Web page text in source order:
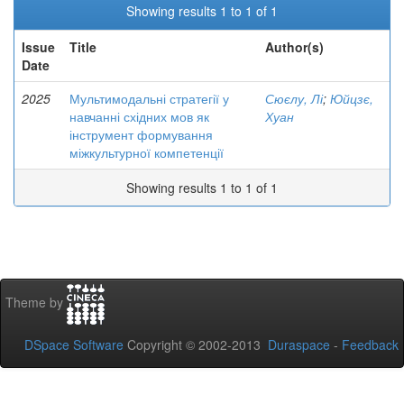
Showing results 1 to 1 of 1
Issue
Date
Title Author(s)
2025
Мультимодальні стратегії у
навчанні східних мов як
інструмент формування
міжкультурної компетенції
Сюєлу, Лі; Юйцзє,
Хуан
Showing results 1 to 1 of 1
Theme by
DSpace Software Copyright © 2002-2013 Duraspace - Feedback